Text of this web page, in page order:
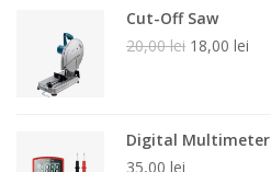
Cut-Off Saw
20,00lei
inițial
20,00 lei.
18,00 lei
curent
Digital Multimeter
35,00 lei